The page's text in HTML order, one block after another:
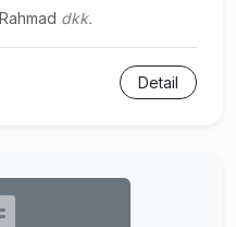
dkk.
Detail